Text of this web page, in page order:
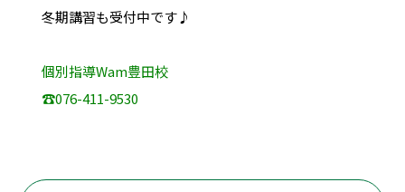
冬期講習も受付中です♪
個別指導Wam豊田校
☎076-411-9530